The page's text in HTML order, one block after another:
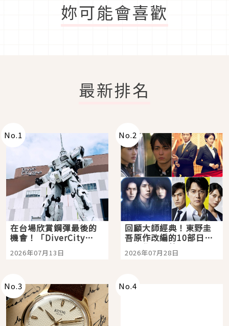
妳可能會喜歡
最新排名
No.1
在台場欣賞鋼彈最後的
機會！「DiverCity
Tokyo Plaza」搭船、
購物、美食及夜景，一
2026年07月13日
No.2
回顧大師經典！東野圭
吾原作改編的10部日本
影視作品推薦
2026年07月28日
No.3 No.4